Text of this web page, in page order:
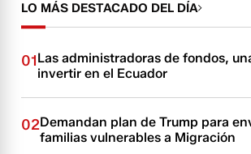
LO MÁS DESTACADO DEL DÍA
01Las administradoras de fondos,
invertir en el Ecuador
02Demandan plan de Trump para
familias vulnerables a Migración